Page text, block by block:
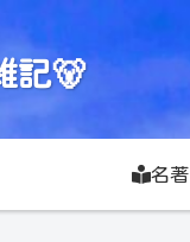
記🐻
名著